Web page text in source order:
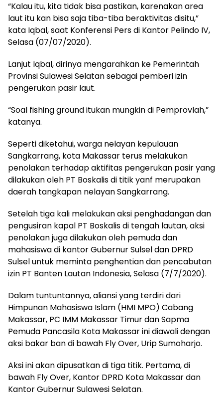
“Kalau itu, kita tidak bisa pastikan, karenakan area
laut itu kan bisa saja tiba-tiba beraktivitas disitu,”
kata Iqbal, saat Konferensi Pers di Kantor Pelindo IV,
Selasa (07/07/2020).
Lanjut Iqbal, dirinya mengarahkan ke Pemerintah
Provinsi Sulawesi Selatan sebagai pemberi izin
pengerukan pasir laut.
“Soal fishing ground itukan mungkin di Pemprovlah,”
katanya.
Seperti diketahui, warga nelayan kepulauan
Sangkarrang, kota Makassar terus melakukan
penolakan terhadap aktifitas pengerukan pasir yang
dilakukan oleh PT Boskalis di titik yanf merupakan
daerah tangkapan nelayan Sangkarrang.
Setelah tiga kali melakukan aksi penghadangan dan
pengusiran kapal PT Boskalis di tengah lautan, aksi
penolakan juga dilakukan oleh pemuda dan
mahasiswa di kantor Gubernur Sulsel dan DPRD
Sulsel untuk meminta penghentian dan pencabutan
izin PT Banten Lautan Indonesia, Selasa (7/7/2020).
Dalam tuntuntannya, aliansi yang terdiri dari
Himpunan Mahasiswa Islam (HMI MPO) Cabang
Makassar, PC IMM Makassar Timur dan Sapma
Pemuda Pancasila Kota Makassar ini diawali dengan
aksi bakar ban di bawah Fly Over, Urip Sumoharjo.
Aksi ini akan dipusatkan di tiga titik. Pertama, di
bawah Fly Over, Kantor DPRD Kota Makassar dan
Kantor Gubernur Sulawesi Selatan.